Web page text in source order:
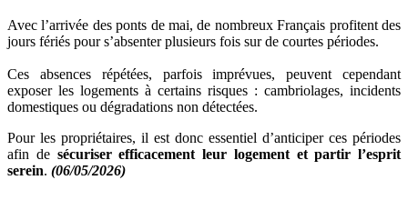
Avec l’arrivée des ponts de mai, de nombreux Français profitent des
jours fériés pour s’absenter plusieurs fois sur de courtes périodes.
Ces absences répétées, parfois imprévues, peuvent cependant
exposer les logements à certains risques : cambriolages, incidents
domestiques ou dégradations non détectées.
Pour les propriétaires, il est donc essentiel d’anticiper ces périodes
afin de sécuriser efficacement leur logement et partir l’esprit
serein. (06/05/2026)